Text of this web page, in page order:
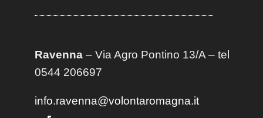
Ravenna– Via Agro Pontino 13/A– tel
0544 206697
info.ravenna@volontaromagna.it